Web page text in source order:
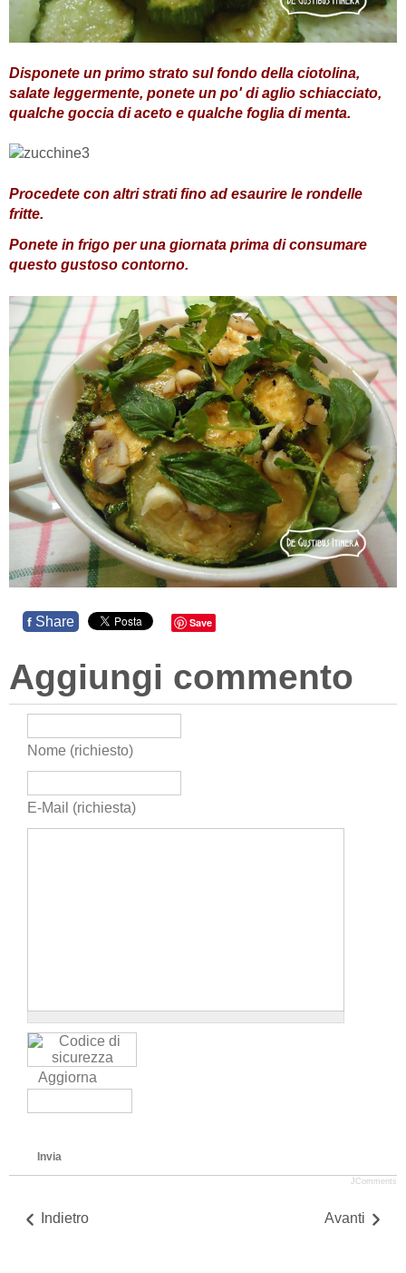
Disponete un primo strato sul fondo della ciotolina,
salate leggermente, ponete un po' di aglio schiacciato,
qualche goccia di aceto e qualche foglia di menta.
Procedete con altri strati fino ad esaurire le rondelle
fritte.
Ponete in frigo per una giornata prima di consumare
questo gustoso contorno.
f Share Save
Aggiungi commento
Nome (richiesto)
E-Mail (richiesta)
Aggiorna
Invia
JComments
Indietro Avanti